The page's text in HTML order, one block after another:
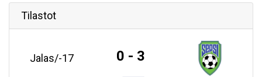
Tilastot
Jalas/-17 0 - 3